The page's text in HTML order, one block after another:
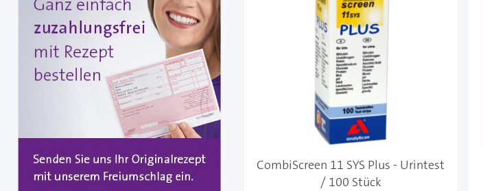
CombiScreen 11 SYS Plus - Urintest
/ 100 Stück